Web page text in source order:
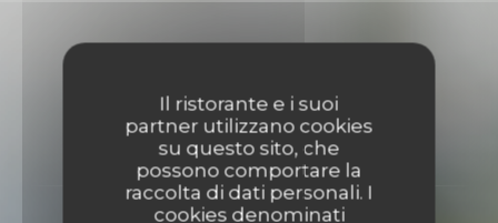
Il ristorante e i suoi
partner utilizzano cookies
su questo sito, che
possono comportare la
raccolta di dati personali. I
cookies denominati
MENU